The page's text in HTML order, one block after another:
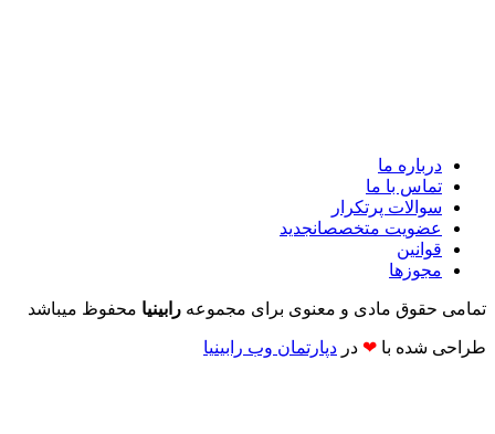
درباره ما
تماس با ما
سوالات پرتکرار
عضویت متخصصانجدید
قوانین
مجوزها
تمامی حقوق مادی و معنوی برای مجموعه رابینیا محفوظ میباشد
طراحی شده با ❤ در دپارتمان وب رابینیا​​